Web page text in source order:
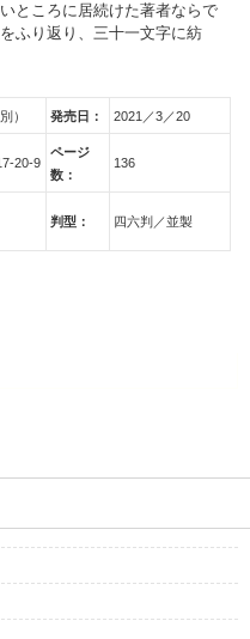
ところに居続けた著者ならで
ふり返り、三十一文字に紡
） 発売日： 2021／3／20
20-9
ページ
数：
136
判型： 四六判／並製